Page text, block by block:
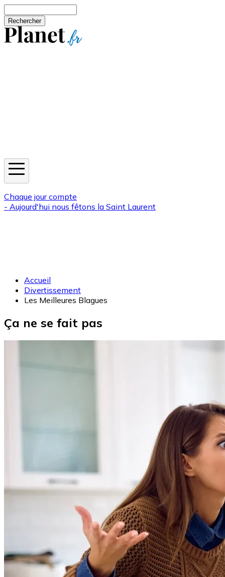
Chaque jour compte
- Aujourd'hui nous fêtons la Saint Laurent
Accueil
Divertissement
Les Meilleures Blagues
Ça ne se fait pas